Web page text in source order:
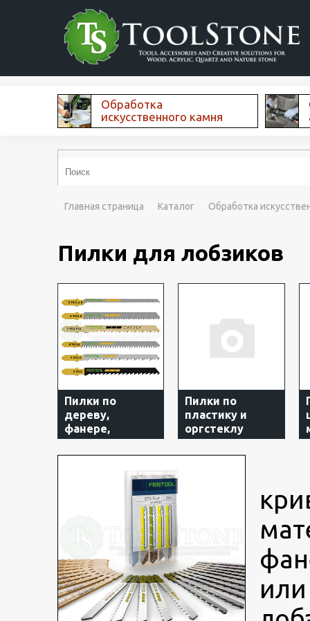
Обработка
искусственного камня
Главная страница Каталог Обработка
Пилки для лобзиков
Пилки по
дереву,
фанере,
искусственному
камню
Пилки по
пластику и
оргстеклу